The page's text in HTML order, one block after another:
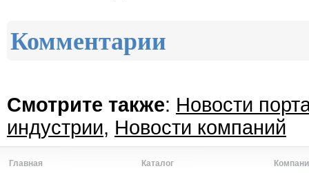
Комментарии
Смотрите также: Новости
индустрии, Новости компаний
Главная
Каталог